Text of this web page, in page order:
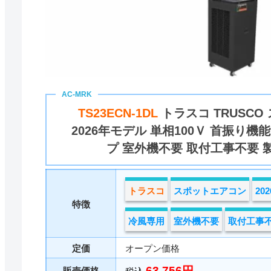
TS23ECN-1DL
トラスコ
2026年モデル 単相100Ｖ 首振り機
プ 室外機不要 取付工事不要
特徴
トラスコ スポットエアコン
冷風専用 室外機不要 取付工事
定価 オープン価格